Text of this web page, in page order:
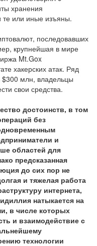
хранения
те или иные изъяны.
последовавших
крупнейшая в мире
Mt.Gox
хакерских атак. Ряд
$300 млн, владельцы
свои средства.
достоинств, в том
без
и
областей для
предсказанная
до сих пор не
и тяжелая работа
интернета,
натыкается на
в числе которых
и взаимодействие с
технологии